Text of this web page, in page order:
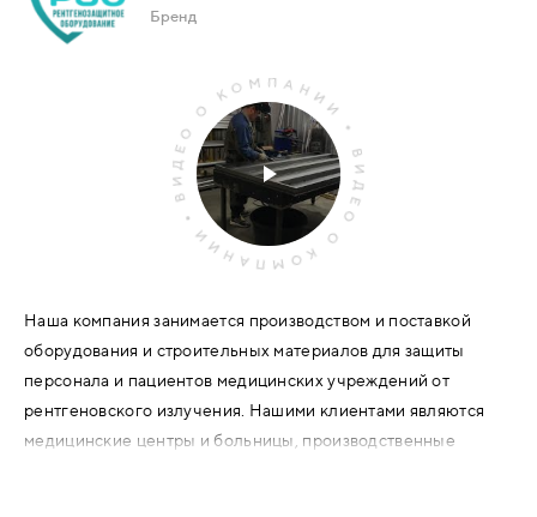
КОМПЛЕКТУЮЩИЕ
КОМПАНИИ
ЗАВКИ
Бренд
Наша компания занимается производством и поставкой
оборудования и строительных материалов для защиты
персонала и пациентов медицинских учреждений от
рентгеновского излучения. Нашими клиентами являются
медицинские центры и больницы, производственные